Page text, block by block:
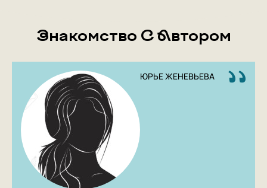
Знакомство С Автором
ЮРЬЕ ЖЕНЕВЬЕВА